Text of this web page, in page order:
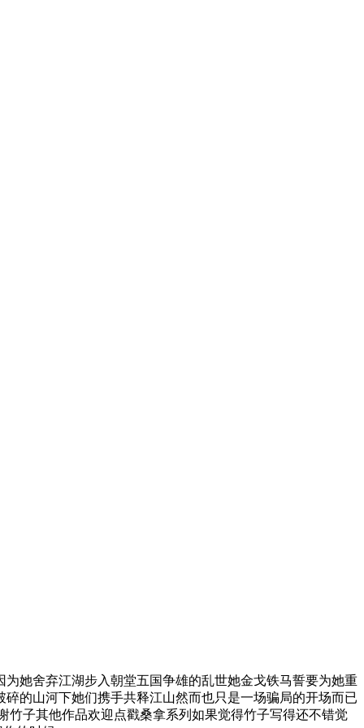
她舍弃江湖步入朝堂五国争雄的乱世她金戈铁马誓要为她重
的山河下她们携手共释江山然而也只是一场骗局的开场而已
子其他作品欢迎点戳桑拿系列如果觉得竹子写得还不错觉